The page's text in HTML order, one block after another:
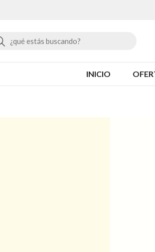
Buscar
INICIO